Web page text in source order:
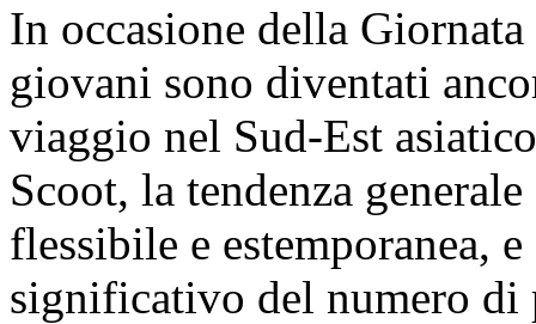
In occasione della
giovani sono diventati
viaggio nel Sud-Est
Scoot, la tendenza
flessibile e estemporanea,
significativo del numero di